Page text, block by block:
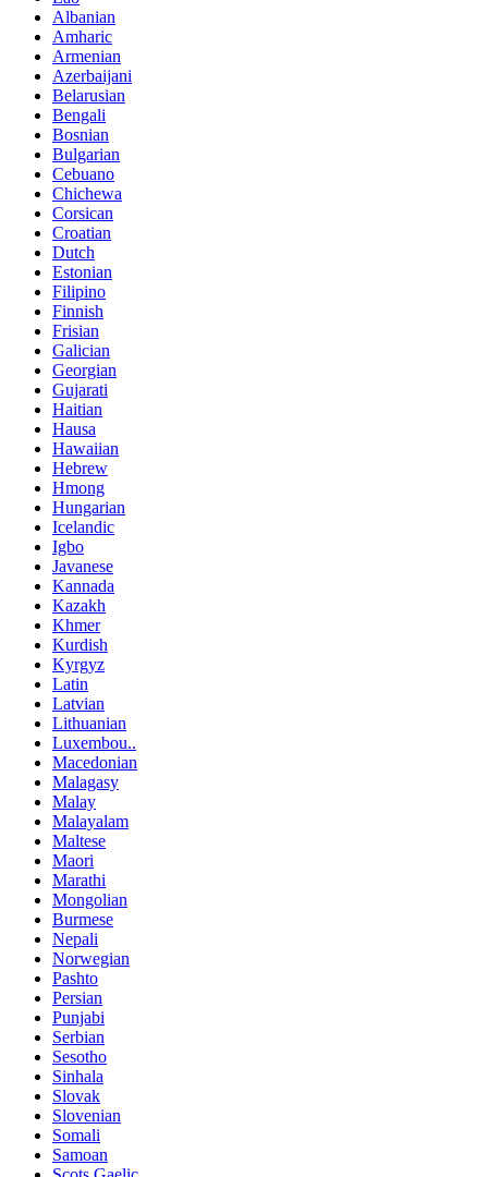
Albanian
Amharic
Armenian
Azerbaijani
Belarusian
Bengali
Bosnian
Bulgarian
Cebuano
Chichewa
Corsican
Croatian
Dutch
Estonian
Filipino
Finnish
Frisian
Galician
Georgian
Gujarati
Haitian
Hausa
Hawaiian
Hebrew
Hmong
Hungarian
Icelandic
Igbo
Javanese
Kannada
Kazakh
Khmer
Kurdish
Kyrgyz
Latin
Latvian
Lithuanian
Luxembou..
Macedonian
Malagasy
Malay
Malayalam
Maltese
Maori
Marathi
Mongolian
Burmese
Nepali
Norwegian
Pashto
Persian
Punjabi
Serbian
Sesotho
Sinhala
Slovak
Slovenian
Somali
Samoan